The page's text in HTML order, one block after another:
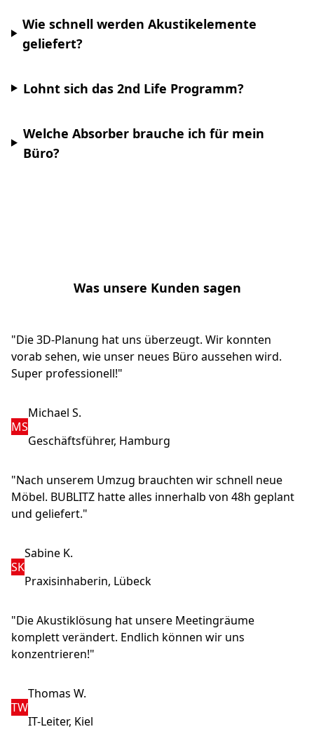
Wie schnell werden Akustikelemente
geliefert?
Lohnt sich das 2nd Life Programm?
Welche Absorber brauche ich für mein
Büro?
Was unsere Kunden sagen
"Die 3D-Planung hat uns überzeugt. Wir konnten
vorab sehen, wie unser neues Büro aussehen wird.
Super professionell!"
MS
Michael S.
Geschäftsführer, Hamburg
"Nach unserem Umzug brauchten wir schnell neue
Möbel. BUBLITZ hatte alles innerhalb von 48h geplant
und geliefert."
SK
Sabine K.
Praxisinhaberin, Lübeck
"Die Akustiklösung hat unsere Meetingräume
komplett verändert. Endlich können wir uns
konzentrieren!"
TW
Thomas W.
IT-Leiter, Kiel